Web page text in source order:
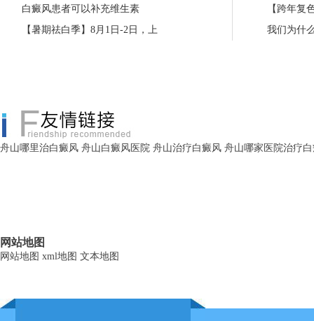
白癜风患者可以补充维生素
【暑期祛白季】8月1日-2日，上
【跨年复
我们为什
舟山哪里治白癜风 舟山白癜风医院 舟山治疗白癜风 舟山哪家医院治疗
网站地图
网站地图 xml地图 文本地图